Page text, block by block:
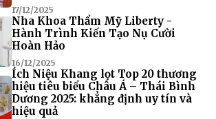
17/12/2025
Nha Khoa Thẩm Mỹ Liberty -
Hành Trình Kiến Tạo Nụ Cười
Hoàn Hảo
16/12/2025
Ích Niệu Khang lọt Top 20 thương
hiệu tiêu biểu Châu Á – Thái Bình
Dương 2025: khẳng định uy tín và
hiệu quả